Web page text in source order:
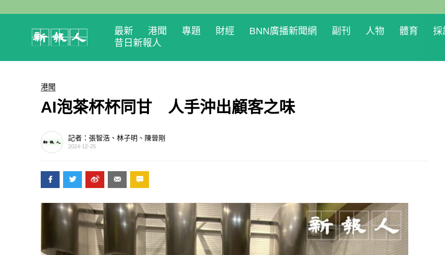
最新 港聞 專題 財經 BNN廣播新聞網 副刊 人物 體育 採
昔日新報人
港聞
AI泡茶杯杯同甘 人手沖出顧客之味
記者：張智浩、林子明、陳晉剛
2024-12-25